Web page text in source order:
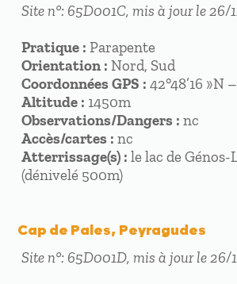
Site n°: 65D001C, mis à jour le 26/
Pratique : Parapente
Orientation : Nord, Sud
Coordonnées GPS : 42°48’16 »N
Altitude : 1450m
Observations/Dangers : nc
Accès/cartes : nc
Atterrissage(s) : le lac de
(dénivelé 500m)
Cap de Pales, Peyragudes
Site n°: 65D001D, mis à jour le 26/